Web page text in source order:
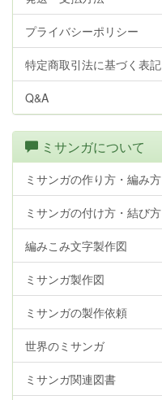
プライバシーポリシー
特定商取引法に基づく表記
Q&A
ミサンガについて
ミサンガの作り方・編み方
ミサンガの付け方・結び方
編みこみ文字製作図
ミサンガ製作図
ミサンガの製作依頼
世界のミサンガ
ミサンガ関連図書